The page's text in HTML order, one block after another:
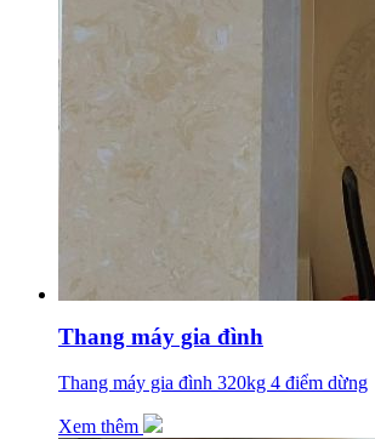
Thang máy gia đình
Thang máy gia đình 320kg 4 điểm dừng
Xem thêm